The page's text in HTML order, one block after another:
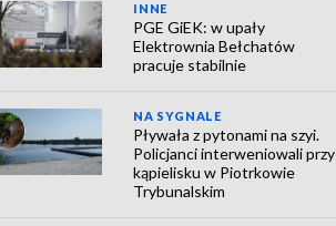
INNE
PGE GiEK: w upały
Elektrownia Bełchatów
pracuje stabilnie
NA SYGNALE
Pływała z pytonami na szyi.
Policjanci interweniowali przy
kąpielisku w Piotrkowie
Trybunalskim